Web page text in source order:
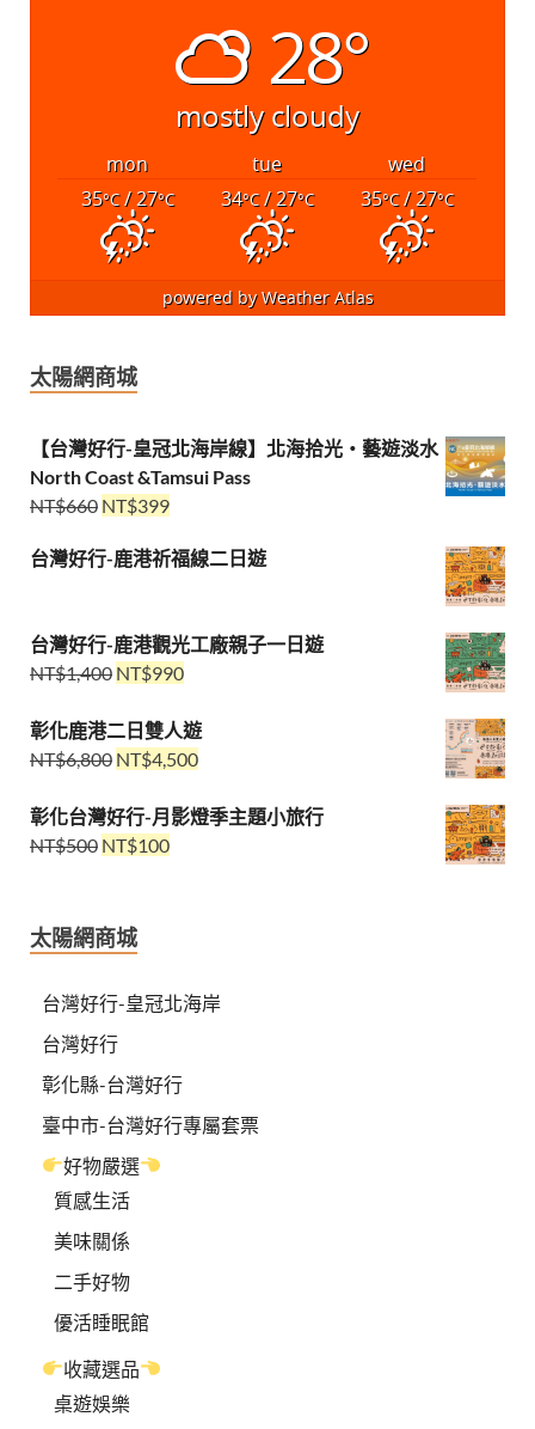
28°
mostly cloudy
mon tue
wed
35°C/ 27°C 34°C/ 27°C 35°C/ 27°C
powered byWeather Atlas
太陽網商城
【台灣好行-皇冠北海岸線】北海拾光・藝遊淡水
North Coast &Tamsui Pass
NT$660 NT$399
台灣好行-鹿港祈福線二日遊
台灣好行-鹿港觀光工廠親子一日遊
NT$1,400 NT$990
彰化鹿港二日雙人遊
NT$6,800 NT$4,500
彰化台灣好行-月影燈季主題小旅行
NT$500 NT$100
太陽網商城
台灣好行-皇冠北海岸
台灣好行
彰化縣-台灣好行
臺中市-台灣好行專屬套票
好物嚴選
質感生活
美味關係
二手好物
優活睡眠館
收藏選品
桌遊娛樂